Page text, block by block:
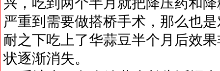
严重到需要做搭桥手术，那么也
耐之下吃上了华蒜豆半个月后效
状逐渐消失。